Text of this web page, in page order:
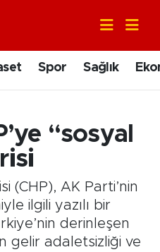
Spor Sağlık
“sosyal
(CHP), AK Parti’nin
ilgili yazılı bir
derinleşen
gelir adaletsizliği ve
ve Fikstür